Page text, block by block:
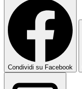
Condividi su Facebook